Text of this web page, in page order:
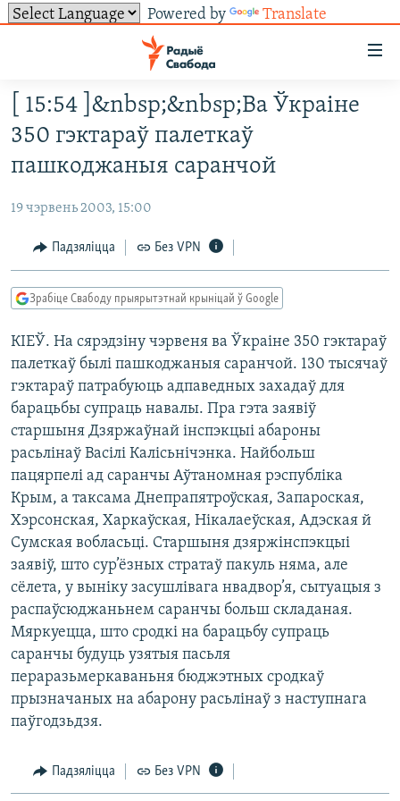
Powered by Translate
ўнівэрсальнага
доступу
Перайсьці
да
галоўнага
Перайсьці
галоўнай
Перайсьці
пошуку
НАВІНЫ
ЛЮДЗІ
ПАЛІТЫКА
ВАЙНА
БЕЛАРУСЫ НА ВАЙНЕ
ПАЛІТВЯЗЬНІ
КУЛЬТУРА
КАЛЯНДАР
ТОЛЬКІ НА СВАБОДЗЕ
БЛОГІ
ГІСТОРЫЯ НА СВАБОДЗЕ
КНІГІ
АЎДЫЁКНІГІ
PREMIUM
МОВА
НА ХВАЛЯХ СВАБОДЫ
АБЫСЬЦІ БЛЯКАВАНЬНЕ
ПАДЗЯЛІЦЦА ІНФАРМАЦЫЯЙ
ПАДПІСАЦЦА
RSS
FACEBOOK
TWITTER
Усе сайты РС/РСЭ
[ 15:54 ]&nbsp;&nbsp;Ва Ўкраіне
350 гэктараў палеткаў
пашкоджаныя саранчой
19 чэрвень 2003, 15:00
Падзяліцца Без VPN
Зрабіце Свабоду прыярытэтнай крыніцай ў Google
КІЕЎ. На сярэдзіну чэрвеня ва Ўкраіне 350 гэктараў
палеткаў былі пашкоджаныя саранчой. 130 тысячаў
гэктараў патрабуюць адпаведных захадаў для
барацьбы супраць навалы. Пра гэта заявіў
старшыня Дзяржаўнай інспэкцыі абароны
расьлінаў Васілі Калісьнічэнка. Найбольш
пацярпелі ад саранчы Аўтаномная рэспубліка
Крым, а таксама Днепрапятроўская, Запароская,
Хэрсонская, Харкаўская, Нікалаеўская, Адэская й
Сумская вобласьці. Старшыня дзяржінспэкцыі
заявіў, што сур’ёзных стратаў пакуль няма, але
сёлета, у выніку засушлівага нвадвор’я, сытуацыя з
распаўсюджаньнем саранчы больш складаная.
Мяркуецца, што сродкі на барацьбу супраць
саранчы будуць узятыя пасьля
пераразьмеркаваньня бюджэтных сродкаў
прызначаных на абарону расьлінаў з наступнага
паўгодзьдзя.
Падзяліцца Без VPN